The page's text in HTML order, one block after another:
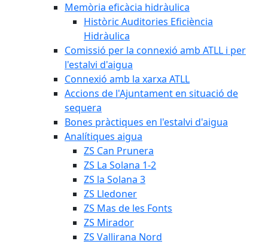
Memòria eficàcia hidràulica
Històric Auditories Eficiència
Hidràulica
Comissió per la connexió amb ATLL i per
l'estalvi d'aigua
Connexió amb la xarxa ATLL
Accions de l'Ajuntament en situació de
sequera
Bones pràctiques en l'estalvi d'aigua
Analítiques aigua
ZS Can Prunera
ZS La Solana 1-2
ZS la Solana 3
ZS Lledoner
ZS Mas de les Fonts
ZS Mirador
ZS Vallirana Nord